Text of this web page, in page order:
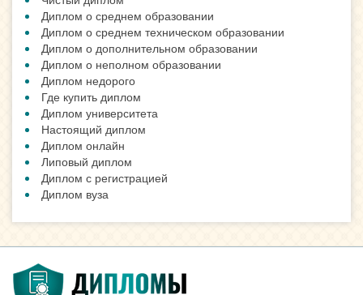
Диплом о среднем образовании
Диплом о среднем техническом образовании
Диплом о дополнительном образовании
Диплом о неполном образовании
Диплом недорого
Где купить диплом
Диплом университета
Настоящий диплом
Диплом онлайн
Липовый диплом
Диплом с регистрацией
Диплом вуза